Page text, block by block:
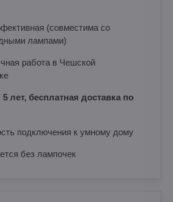
(совместима со
лампами)
работа в Чешской
5 лет, бесплатная доставка по
подключения к умному дому
без лампочек